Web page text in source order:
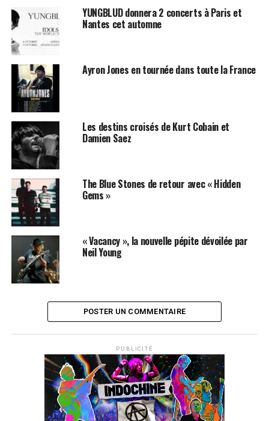
mur d'enceinte au bout d'une semaine pour rentrer à
Seattle.
Il sera retrouvé mort chez lui quelques semaines plus
tard, le 5 avril 1994, âgé de 27 ans seulement. Une mort
mystérieuse qui n'a pas manqué d'alimenter les plus
folles rumeurs…
SUJETS ASSOCIÉS: NIRVANA
YUNGBLUD donnera 2 concerts à Paris et
Nantes cet automne
Ayron Jones en tournée dans toute la France
Les destins croisés de Kurt Cobain et
Damien Saez
The Blue Stones de retour avec « Hidden
Gems »
« Vacancy », la nouvelle pépite dévoilée par
Neil Young
POSTER UN COMMENTAIRE
PUBLICITÉ